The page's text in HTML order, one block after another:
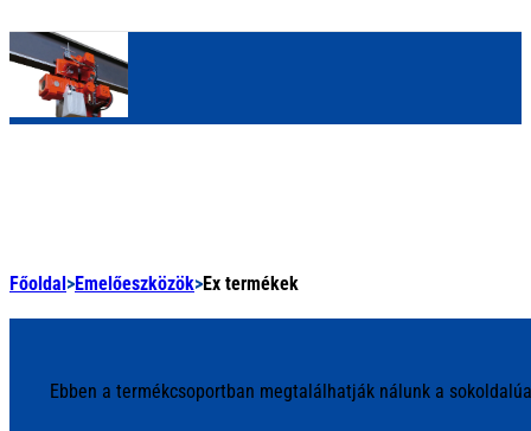
Főoldal>Emelőeszközök>Ex termékek
Ebben a termékcsoportban megtalálhatják nálunk a